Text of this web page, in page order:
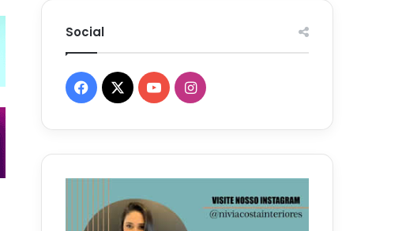
Social
Facebook
X YouTubeInstagram